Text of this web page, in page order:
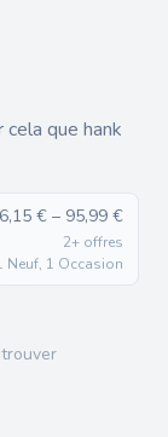
que hank
€ – 95,99 €
2+ offres
Neuf, 1 Occasion